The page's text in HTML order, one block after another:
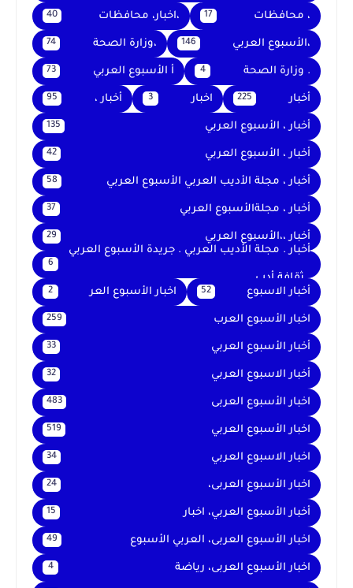
، محافظات 17 ،اخبار، محافظات 40
،الأسبوع العربي 146 ،وزارة الصحة 74
. وزارة الصحة 4 أ الأسبوع العربي 73
أخبار 225 اخبار 3 أخبار ، 95
أخبار ، الأسبوع العربي 135
أخبار ، الأسبوع العربي 42
أخبار ، مجلة الأديب العربي الأسبوع العربي 58
أخبار ، مجلةالأسبوع العربي 37
أخبار ،،الأسبوع العربي 29
أخبار . مجلة الأديب العربي . جريدة الأسبوع العربي
. ثقافة أدب
6
أخبار الاسبوع 52 اخبار الأسبوع العر 2
اخبار الأسبوع العرب 259
أخبار الأسبوع العربي 33
أخبار الاسبوع العربي 32
اخبار الأسبوع العربى 483
اخبار الأسبوع العربي 519
اخبار الاسبوع العربي 34
اخبار الأسبوع العربى، 24
أخبار الأسبوع العربي، اخبار 15
اخبار الأسبوع العربى، العربي الأسبوع 49
اخبار الأسبوع العربى، رياضة 4